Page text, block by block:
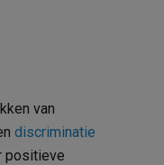
van
discriminatie
positieve